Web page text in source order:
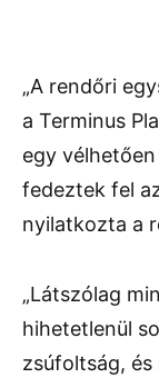
„A rendőri
a Terminus
egy
fedeztek fel
nyilatkozta a
„Látszólag
hihetetlenül
zsúfoltság,